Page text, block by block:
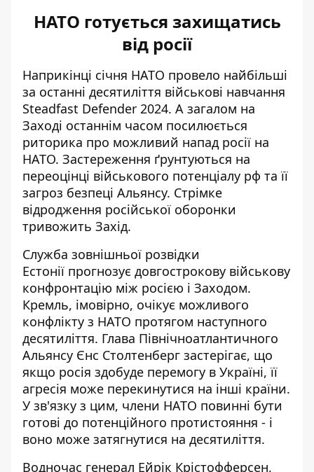
НАТО готується захищатись
від росії
Наприкінці січня НАТО провело найбільші
за останні десятиліття військові навчання
Steadfast Defender 2024. А загалом на
Заході останнім часом посилюється
риторика про можливий напад росії на
НАТО. Застереження ґрунтуються на
переоцінці військового потенціалу рф та її
загроз безпеці Альянсу. Стрімке
відродження російської оборонки
тривожить Захід.
Служба зовнішньої розвідки
Естонії прогнозує довгострокову військову
конфронтацію між росією і Заходом.
Кремль, імовірно, очікує можливого
конфлікту з НАТО протягом наступного
десятиліття. Глава Північноатлантичного
Альянсу Єнс Столтенберг застерігає, що
якщо росія здобуде перемогу в Україні, її
агресія може перекинутися на інші країни.
У зв'язку з цим, члени НАТО повинні бути
готові до потенційного протистояння - і
воно може затягнутися на десятиліття.
Водночас генерал Ейрік Крістофферсен,